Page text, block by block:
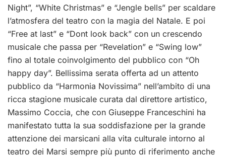
Night”, “White Christmas” e “Jengle bells” per scaldare
l’atmosfera del teatro con la magia del Natale. E poi
“Free at last” e “Dont look back” con un crescendo
musicale che passa per “Revelation” e “Swing low”
fino al totale coinvolgimento del pubblico con “Oh
happy day”. Bellissima serata offerta ad un attento
pubblico da “Harmonia Novissima” nell’ambito di una
ricca stagione musicale curata dal direttore artistico,
Massimo Coccia, che con Giuseppe Franceschini ha
manifestato tutta la sua soddisfazione per la grande
attenzione dei marsicani alla vita culturale intorno al
teatro dei Marsi sempre più punto di riferimento anche